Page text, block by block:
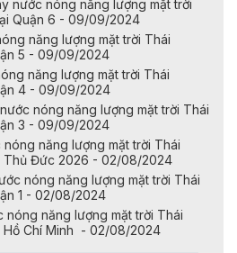
nước nóng năng lượng mặt trời
Quận 6 - 09/09/2024
năng lượng mặt trời Thái
5 - 09/09/2024
năng lượng mặt trời Thái
4 - 09/09/2024
nóng năng lượng mặt trời Thái
3 - 09/09/2024
năng lượng mặt trời Thái
Thủ Đức 2026 - 02/08/2024
nóng năng lượng mặt trời Thái
1 - 02/08/2024
nóng năng lượng mặt trời Thái
Hồ Chí Minh - 02/08/2024